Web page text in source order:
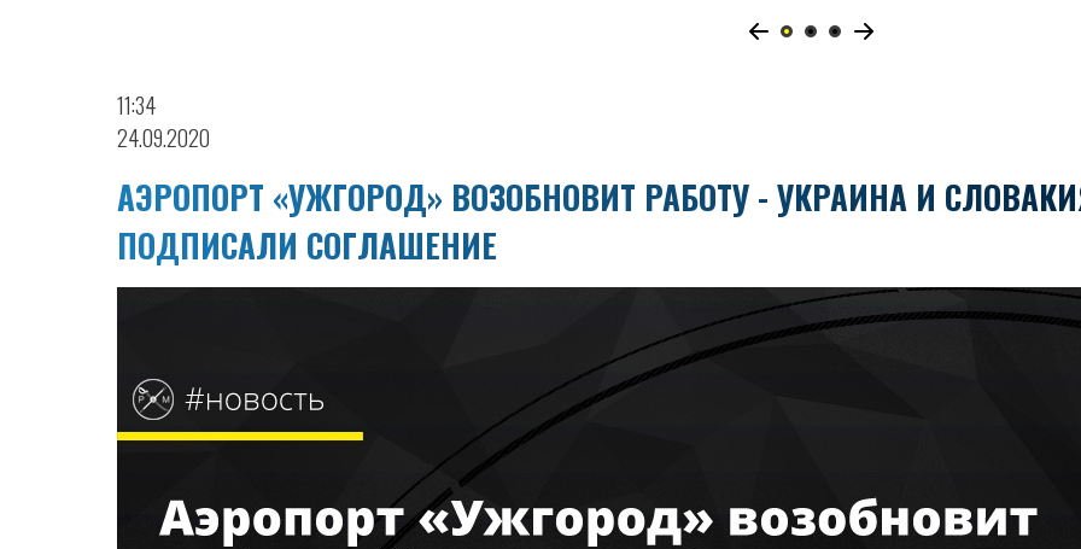
11:34
24.09.2020
АЭРОПОРТ «УЖГОРОД» ВОЗОБНОВИТ РАБОТУ - УКРАИНА И
ПОДПИСАЛИ СОГЛАШЕНИЕ